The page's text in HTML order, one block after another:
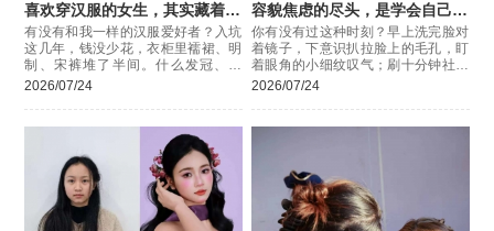
喜欢穿汉服的女生，其实藏着一
个变现小机会
有没有和我一样的汉服爱好者？入坑
这几年，钱没少花，衣柜里襦裙、明
制、宋裤堆了半间。什么发冠、禁
步、团扇买了一堆，每逢漫展、汉服
的国风少女
2026/07/24
容貌焦虑的尽头，是学会自己掌
控美
你有没有过这种时刻？早上洗完脸对
着镜子，下意识扒拉脸上的毛孔，盯
着眼角的小细纹叹气；刷十分钟社交
软件，看着别人精致的脸蛋和穿搭，
不够流畅
2026/07/24